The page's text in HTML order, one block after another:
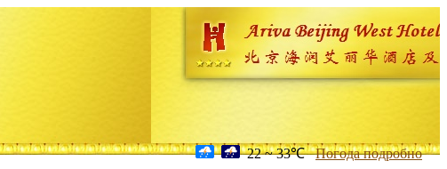
22 ~ 33℃ Погода подробно